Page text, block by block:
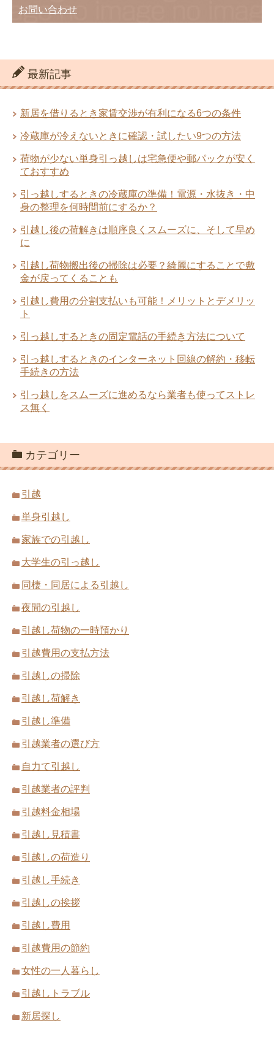
引越し見積書の見方を知ることで安く・
アート・ハート・サカイ・アーク・アリ
さん5社の引越業者評判比較
急な転勤！新居に引越しをするときに知
引越し業者を選んだ理由は何？何を優先
おくべき5つのポイント
引っ越しするときのインターネット回線
引越し後に引越会社とするやり取りは3
つ！知らないと損するかも
複数業者の引越し見積もり書から3つの
冷蔵庫が冷えないときに確認・試したい
源・水抜き・中身の整理を何時間前にす
るか？
引越見積もり依頼のときに準備しておく
べき項目
のデメリット
きたい3つのこと
るかで第一印象が違う
引越し後の荷解きは順序良くスムーズ
引越しが決まったときやることをスケジ
ュール表にまとめる
お問い合わせ
最新記事
新居を借りるとき家賃交渉が有利になる6つの条件
冷蔵庫が冷えないときに確認・試したい9つの方法
荷物が少ない単身引っ越しは宅急便や郵パックが安く
ておすすめ
引っ越しするときの冷蔵庫の準備！電源・水抜き・中
身の整理を何時間前にするか？
引越し後の荷解きは順序良くスムーズに、そして早め
に
引越し荷物搬出後の掃除は必要？綺麗にすることで敷
金が戻ってくることも
引越し費用の分割支払いも可能！メリットとデメリッ
ト
引っ越しするときの固定電話の手続き方法について
引っ越しするときのインターネット回線の解約・移転
手続きの方法
引っ越しをスムーズに進めるなら業者も使ってストレ
ス無く
カテゴリー
引越
単身引越し
家族での引越し
大学生の引っ越し
同棲・同居による引越し
夜間の引越し
引越し荷物の一時預かり
引越費用の支払方法
引越しの掃除
引越し荷解き
引越し準備
引越業者の選び方
自力て引越し
引越業者の評判
引越料金相場
引越し見積書
引越しの荷造り
引越し手続き
引越しの挨拶
引越し費用
引越費用の節約
女性の一人暮らし
引越しトラブル
新居探し